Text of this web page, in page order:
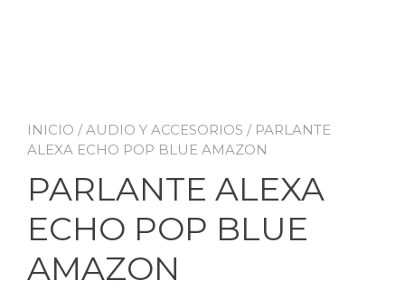
INICIO /AUDIO Y ACCESORIOS / PARLANTE
ALEXA ECHO POP BLUE AMAZON
PARLANTE ALEXA
ECHO POP BLUE
AMAZON